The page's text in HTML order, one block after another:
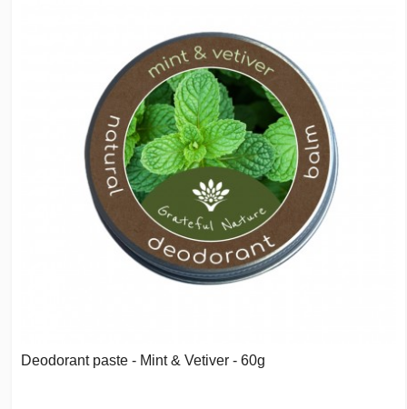
Deodorant paste - Mint & Vetiver - 60g